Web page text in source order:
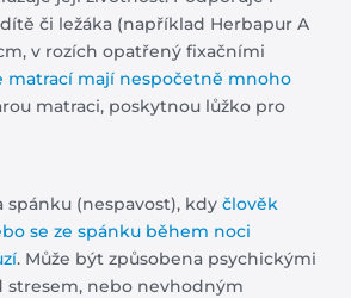
či ležáka (například Herbapur A
v rozích opatřený fixačními
matrací mají nespočetně mnoho
matraci, poskytnou lůžko pro
spánku (nespavost), kdy člověk
se ze spánku během noci
. Může být způsobena psychickými
stresem, nebo nevhodným